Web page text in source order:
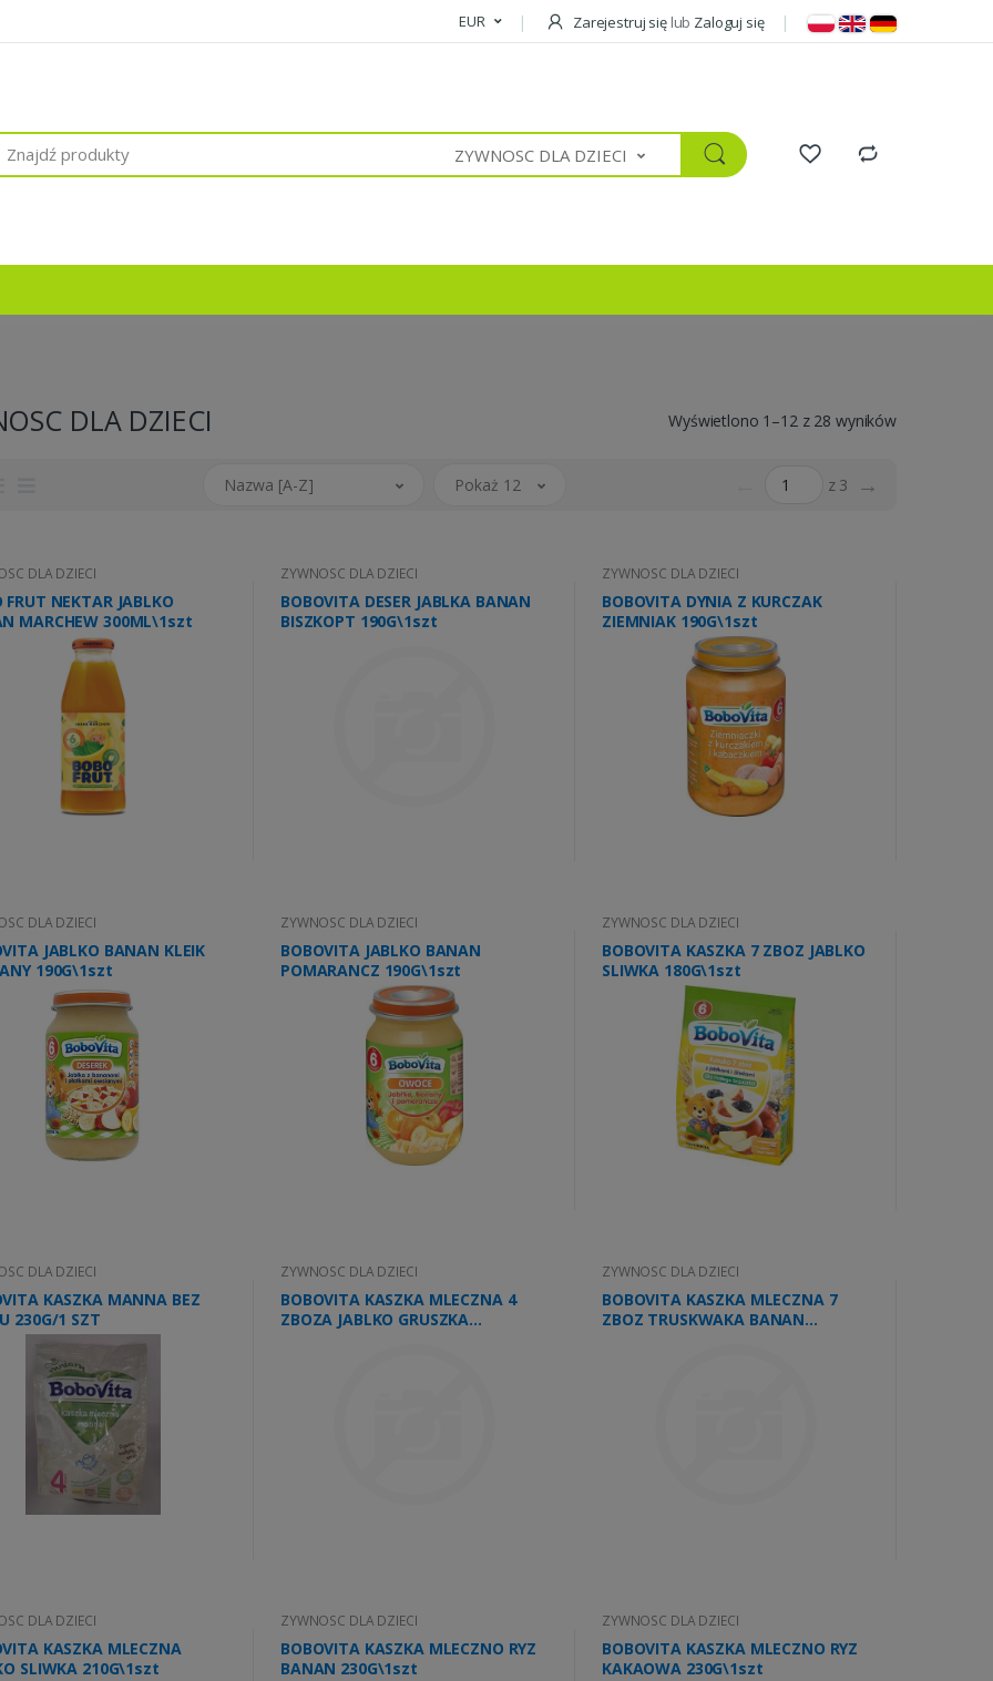
EUR Zarejestruj się lub Zaloguj się
ZYWNOSC DLA DZIECI
DLA DZIECI Wyświetlono 1–12 z 28 wyników
Nazwa [A-Z] Pokaż 12 z 3 →
DLA DZIECI
FRUT NEKTAR JABLKO
MARCHEW 300ML\1szt
ZYWNOSC DLA DZIECI
BOBOVITA DESER JABLKA BANAN
BISZKOPT 190G\1szt
ZYWNOSC DLA DZIECI
BOBOVITA DYNIA Z KURCZAK
ZIEMNIAK 190G\1szt
DLA DZIECI
JABLKO BANAN KLEIK
190G\1szt
ZYWNOSC DLA DZIECI
BOBOVITA JABLKO BANAN
POMARANCZ 190G\1szt
ZYWNOSC DLA DZIECI
BOBOVITA KASZKA 7 ZBOZ JABLKO
SLIWKA 180G\1szt
DLA DZIECI
KASZKA MANNA BEZ
230G/1 SZT
ZYWNOSC DLA DZIECI
BOBOVITA KASZKA MLECZNA 4
ZBOZA JABLKO GRUSZKA
ZYWNOSC DLA DZIECI
BOBOVITA KASZKA MLECZNA 7
ZBOZ TRUSKWAKA BANAN
DLA DZIECI
KASZKA MLECZNA
SLIWKA 210G\1szt
ZYWNOSC DLA DZIECI
BOBOVITA KASZKA MLECZNO RYZ
BANAN 230G\1szt
ZYWNOSC DLA DZIECI
BOBOVITA KASZKA MLECZNO RYZ
KAKAOWA 230G\1szt